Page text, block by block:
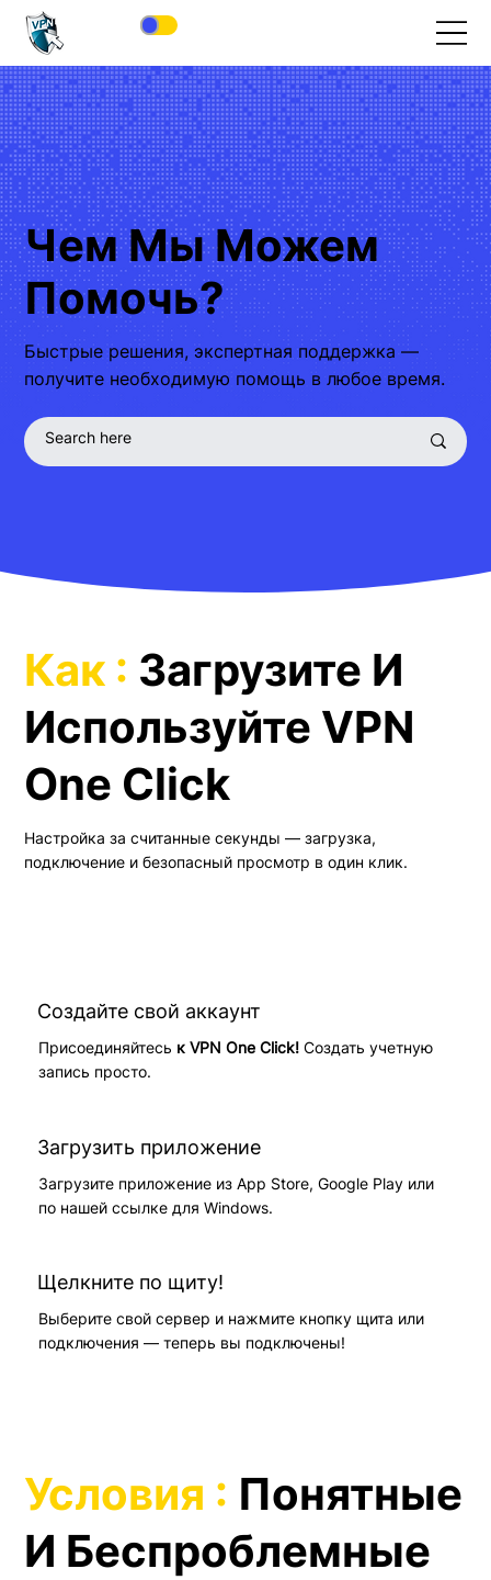
Чем Мы Можем
Помочь?
Быстрые решения, экспертная поддержка —
получите необходимую помощь в любое время.
Как : Загрузите И
Используйте VPN
One Click
Настройка за считанные секунды — загрузка,
подключение и безопасный просмотр в один клик.
Создайте свой аккаунт
Присоединяйтесь к VPN One Click!Создать учетную
запись просто.
Загрузить приложение
Загрузите приложение из App Store, Google Play или
по нашей ссылке для Windows.
Щелкните по щиту!
Выберите свой сервер и нажмите кнопку щита или
подключения — теперь вы подключены!
Условия : Понятные
И Беспроблемные